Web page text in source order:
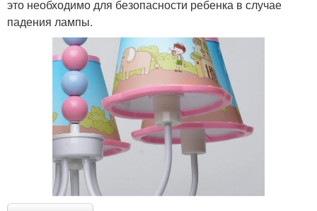
это необходимо для безопасности ребенка в случае
падения лампы.